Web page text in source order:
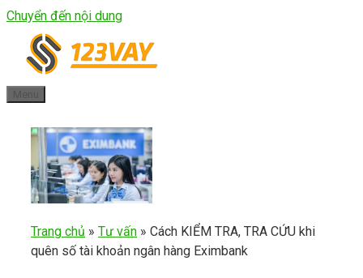
Chuyển đến nội dung
Trang chủ » Tư vấn » Cách KIỂM TRA, TRA CỨU khi
quên số tài khoản ngân hàng Eximbank